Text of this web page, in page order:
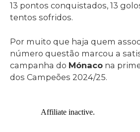
13 pontos conquistados, 13
tentos sofridos.
Por muito que haja quem
número questão marcou a
campanha do Mónaco na
dos Campeões 2024/25.